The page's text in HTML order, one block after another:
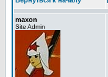
maxon
Site Admin